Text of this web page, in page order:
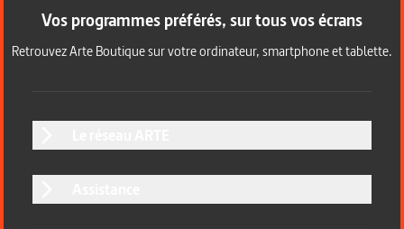
Vos programmes préférés, sur tous vos écrans
Retrouvez Arte Boutique sur votre ordinateur, smartphone et tablette.